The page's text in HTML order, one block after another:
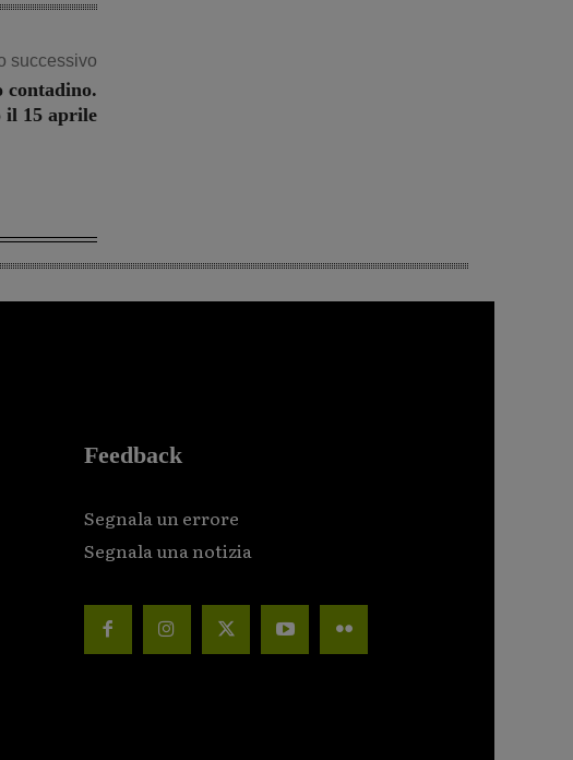
successivo
contadino.
il 15 aprile
Feedback
Segnala un errore
Segnala una notizia